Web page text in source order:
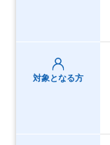
対象となる方